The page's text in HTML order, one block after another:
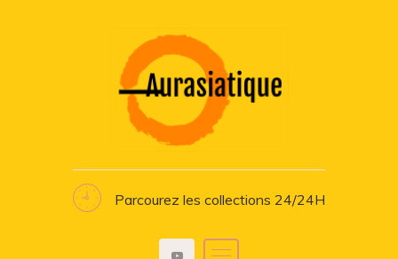
Parcourez les collections 24/24H